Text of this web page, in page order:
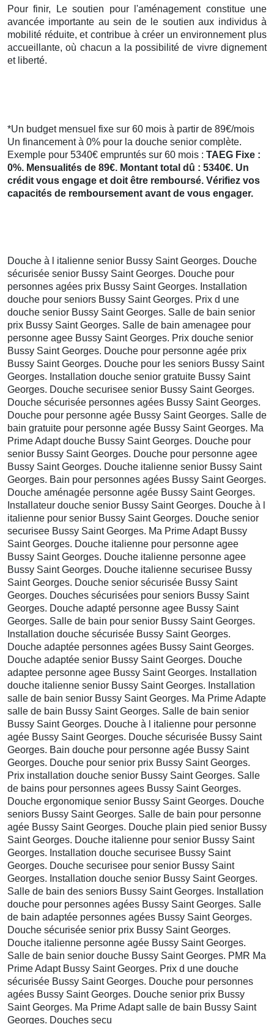
Pour finir, Le soutien pour l'aménagement constitue une
avancée importante au sein de le soutien aux individus à
mobilité réduite, et contribue à créer un environnement plus
accueillante, où chacun a la possibilité de vivre dignement
et liberté.
*Un budget mensuel fixe sur 60 mois à partir de 89€/mois
Un financement à 0% pour la douche senior complète.
Exemple pour 5340€ empruntés sur 60 mois : TAEG Fixe :
0%. Mensualités de 89€. Montant total dû : 5340€. Un
crédit vous engage et doit être remboursé. Vérifiez vos
capacités de remboursement avant de vous engager.
Douche à l italienne senior Bussy Saint Georges. Douche
sécurisée senior Bussy Saint Georges. Douche pour
personnes agées prix Bussy Saint Georges. Installation
douche pour seniors Bussy Saint Georges. Prix d une
douche senior Bussy Saint Georges. Salle de bain senior
prix Bussy Saint Georges. Salle de bain amenagee pour
personne agee Bussy Saint Georges. Prix douche senior
Bussy Saint Georges. Douche pour personne agée prix
Bussy Saint Georges. Douche pour les seniors Bussy Saint
Georges. Installation douche senior gratuite Bussy Saint
Georges. Douche securisee senior Bussy Saint Georges.
Douche sécurisée personnes agées Bussy Saint Georges.
Douche pour personne agée Bussy Saint Georges. Salle de
bain gratuite pour personne agée Bussy Saint Georges. Ma
Prime Adapt douche Bussy Saint Georges. Douche pour
senior Bussy Saint Georges. Douche pour personne agee
Bussy Saint Georges. Douche italienne senior Bussy Saint
Georges. Bain pour personnes agées Bussy Saint Georges.
Douche aménagée personne agée Bussy Saint Georges.
Installateur douche senior Bussy Saint Georges. Douche à l
italienne pour senior Bussy Saint Georges. Douche senior
securisee Bussy Saint Georges. Ma Prime Adapt Bussy
Saint Georges. Douche italienne pour personne agee
Bussy Saint Georges. Douche italienne personne agee
Bussy Saint Georges. Douche italienne securisee Bussy
Saint Georges. Douche senior sécurisée Bussy Saint
Georges. Douches sécurisées pour seniors Bussy Saint
Georges. Douche adapté personne agee Bussy Saint
Georges. Salle de bain pour senior Bussy Saint Georges.
Installation douche sécurisée Bussy Saint Georges.
Douche adaptée personnes agées Bussy Saint Georges.
Douche adaptée senior Bussy Saint Georges. Douche
adaptee personne agee Bussy Saint Georges. Installation
douche italienne senior Bussy Saint Georges. Installation
salle de bain senior Bussy Saint Georges. Ma Prime Adapte
salle de bain Bussy Saint Georges. Salle de bain senior
Bussy Saint Georges. Douche à l italienne pour personne
agée Bussy Saint Georges. Douche sécurisée Bussy Saint
Georges. Bain douche pour personne agée Bussy Saint
Georges. Douche pour senior prix Bussy Saint Georges.
Prix installation douche senior Bussy Saint Georges. Salle
de bains pour personnes agees Bussy Saint Georges.
Douche ergonomique senior Bussy Saint Georges. Douche
seniors Bussy Saint Georges. Salle de bain pour personne
agée Bussy Saint Georges. Douche plain pied senior Bussy
Saint Georges. Douche italienne pour senior Bussy Saint
Georges. Installation douche securisee Bussy Saint
Georges. Douche securisee pour senior Bussy Saint
Georges. Installation douche senior Bussy Saint Georges.
Salle de bain des seniors Bussy Saint Georges. Installation
douche pour personnes agées Bussy Saint Georges. Salle
de bain adaptée personnes agées Bussy Saint Georges.
Douche sécurisée senior prix Bussy Saint Georges.
Douche italienne personne agée Bussy Saint Georges.
Salle de bain senior douche Bussy Saint Georges. PMR Ma
Prime Adapt Bussy Saint Georges. Prix d une douche
sécurisée Bussy Saint Georges. Douche pour personnes
agées Bussy Saint Georges. Douche senior prix Bussy
Saint Georges. Ma Prime Adapt salle de bain Bussy Saint
Georges. Douches secu